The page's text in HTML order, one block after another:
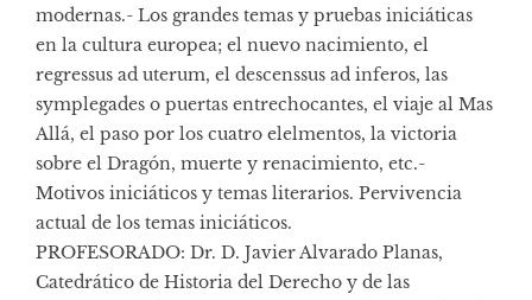
modernas.- Los grandes temas y pruebas iniciáticas
en la cultura europea; el nuevo nacimiento, el
regressus ad uterum, el descenssus ad inferos, las
symplegades o puertas entrechocantes, el viaje al Mas
Allá, el paso por los cuatro elelmentos, la victoria
sobre el Dragón, muerte y renacimiento, etc.-
Motivos iniciáticos y temas literarios. Pervivencia
actual de los temas iniciáticos.
PROFESORADO: Dr. D. Javier Alvarado Planas,
Catedrático de Historia del Derecho y de las